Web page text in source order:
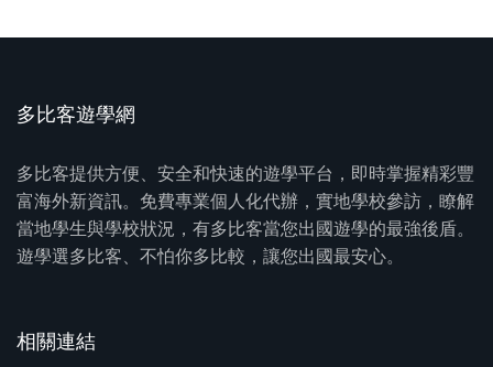
多比客遊學網
多比客提供方便、安全和快速的遊學平台，即時掌握精彩豐
富海外新資訊。免費專業個人化代辦，實地學校參訪，瞭解
當地學生與學校狀況，有多比客當您出國遊學的最強後盾。
遊學選多比客、不怕你多比較，讓您出國最安心。
相關連結